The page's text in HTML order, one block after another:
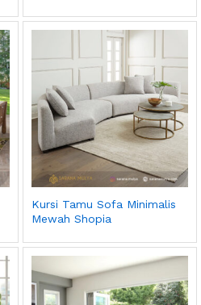
Kursi Tamu Sofa Minimalis
Mewah Shopia